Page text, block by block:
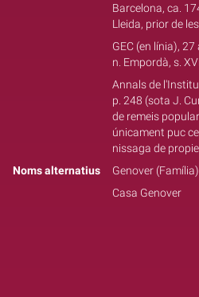
Barcelona, ca.
Lleida, prior de
GEC (en línia),
n. Empordà, s.
Annals de
p. 248 (sota J.
de remeis
únicament puc
nissaga de
Noms alternatius
Genover (Família)
Casa Genover